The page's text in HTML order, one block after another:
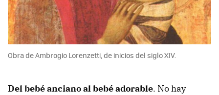
Obra de Ambrogio Lorenzetti, de inicios del siglo XIV.
Del bebé anciano al bebé adorable. No hay